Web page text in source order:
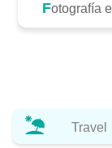
Fotografía
Travel